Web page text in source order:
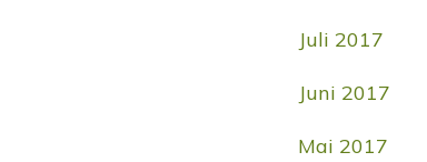
Juli 2017
Juni 2017
Mai 2017